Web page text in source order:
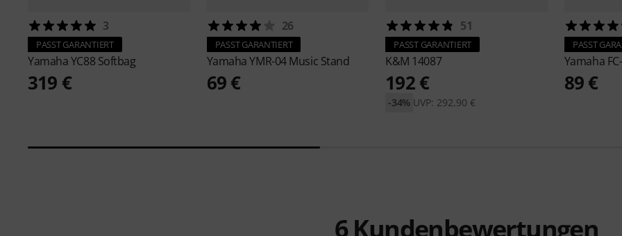
3
PASST GARANTIERT
YamahaYC88 Softbag
319 €
26
PASST GARANTIERT
YamahaYMR-04 Music Stand
69 €
51
PASST GARANTIERT
K&M 14087
192 €
UVP: 292,90 €
-34%
PASST
Yamaha
89 €
6Kundenbewertungen